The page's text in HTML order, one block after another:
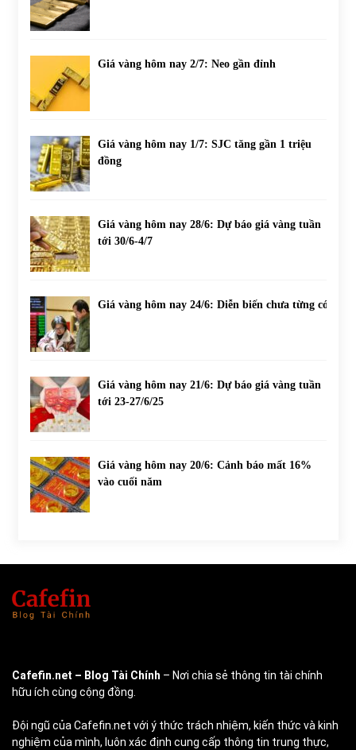
Giá vàng hôm nay 2/7: Neo gần đỉnh
Giá vàng hôm nay 1/7: SJC tăng gần 1 triệu
đồng
Giá vàng hôm nay 28/6: Dự báo giá vàng tuần
tới 30/6-4/7
Giá vàng hôm nay 24/6: Diễn biến chưa từng có
Giá vàng hôm nay 21/6: Dự báo giá vàng tuần
tới 23-27/6/25
Giá vàng hôm nay 20/6: Cảnh báo mất 16%
vào cuối năm
Cafefin.net – Blog Tài Chính – Nơi chia sẻ thông tin tài chính
hữu ích cùng cộng đồng.
Đội ngũ của Cafefin.net với ý thức trách nhiệm, kiến thức và kinh
nghiệm của mình, luôn xác định cung cấp thông tin trung thực,